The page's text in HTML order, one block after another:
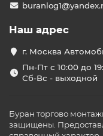
Наш адрес
г. Москва
Пн-Пт с 10:00 до
Сб-Вс - выходной
Буран торгово
защищены.